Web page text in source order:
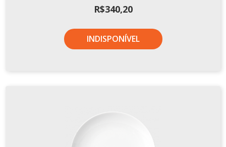
R$340,20
INDISPONÍVEL